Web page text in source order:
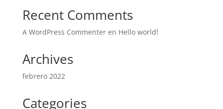
Recent Comments
A WordPress Commenteren Hello world!
Archives
febrero 2022
Categories